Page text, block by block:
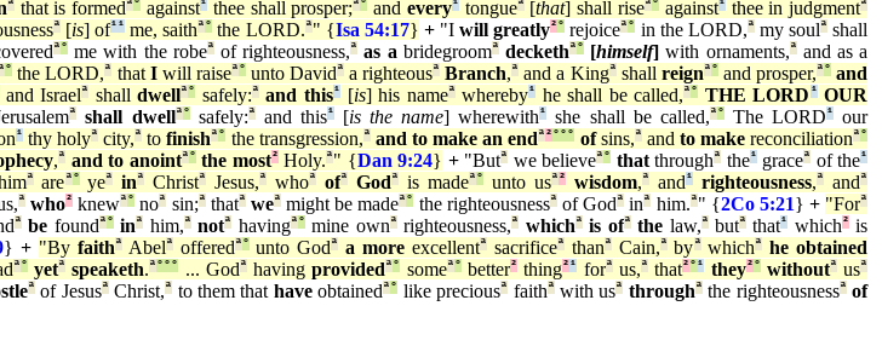
ª that is formedª° against¹ thee shall prosper;ª° and every¹tongueª [that] shall riseª° against¹thee in judgmentª
ª [is] of¹¹ me, saithª° the LORD.ª" {Isa 54:17} + "Iwill greatly²° rejoiceª° in the LORD,ªmy soulª shall
ª° me with the robeªof righteousness,ª as a bridegroomª deckethª°[himself] with ornaments,ªand as a
ª° the LORD,ª that Iwill raiseª°unto Davidª a righteousª Branch,ª and a Kingª shall reignª°and prosper,ª° and
and Israelª shalldwellª° safely:ª and this¹ [is] his nameª whereby¹ he shall be called,ª° THE LORD ¹OUR
ª shall dwellª°safely:ªand this¹[is the name] wherewith¹ she shall be called,ª°The LORD¹our
¹thy holyª city,ª tofinishª° the transgression,ª and to make an endª²°°° ofsins,ª and to make reconciliationª°
,ª and to anointª° the most²Holy.ª" {Dan 9:24} + "Butª we believeª° thatthroughª the¹graceª of the¹
ª areª°yeª inª Christª Jesus,ª whoª ofª Godª is madeª° unto usª² wisdom,ª and¹ righteousness,ª andª
ª who²knewª° noª sin;ªthatª weªmight be madeª° the righteousnessªof Godª inª him.ª" {2Co 5:21} + "Forª
ª be foundª° inª him,ª notª havingª°mine ownªrighteousness,ª whichªis ofªthe law,ªbutª that¹ which²is
} + "By faithª Abelª offeredª°unto Godª a more excellentª sacrificeª thanª Cain,ª byª whichª
he obtained
ª° yetª speaketh.ª°°° ... Godª havingprovidedª° someª°better² thing²¹ forª us,ª that²°¹ they²°withoutª usª
ªof JesusªChrist,ª to them that haveobtainedª° like preciousª faithªwith usª throughªthe righteousnessª of